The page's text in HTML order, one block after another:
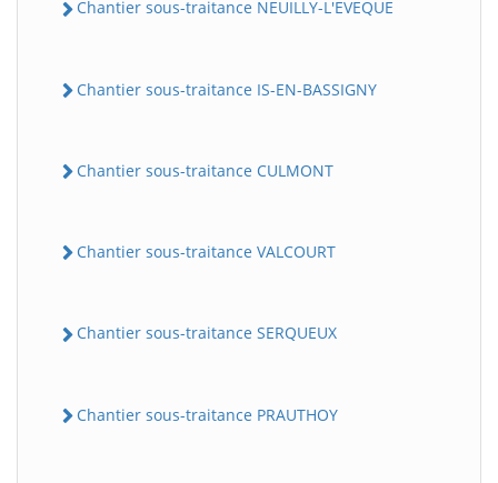
Chantier sous-traitance NEUILLY-L'EVEQUE
Chantier sous-traitance IS-EN-BASSIGNY
Chantier sous-traitance CULMONT
Chantier sous-traitance VALCOURT
Chantier sous-traitance SERQUEUX
Chantier sous-traitance PRAUTHOY